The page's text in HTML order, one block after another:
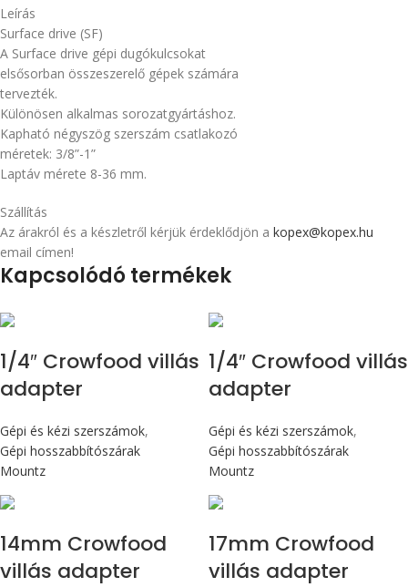
Leírás
Surface drive (SF)
A Surface drive gépi dugókulcsokat
elsősorban összeszerelő gépek számára
tervezték.
Különösen alkalmas sorozatgyártáshoz.
Kapható négyszög szerszám csatlakozó
méretek: 3/8”-1”
Laptáv mérete 8-36 mm.
Szállítás
Az árakról és a készletről kérjük érdeklődjön a kopex@kopex.hu
email címen!
Kapcsolódó termékek
1/4″ Crowfood villás
adapter
Gépi és kézi szerszámok,
Gépi hosszabbítószárak
Mountz
1/4″ Crowfood villás
adapter
Gépi és kézi szerszámok,
Gépi hosszabbítószárak
Mountz
14mm Crowfood
villás adapter
17mm Crowfood
villás adapter